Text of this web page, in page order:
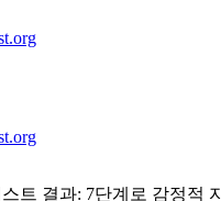
트 결과: 7단계로 감정적